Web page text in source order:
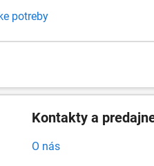
potreby
Kontakty a
O nás